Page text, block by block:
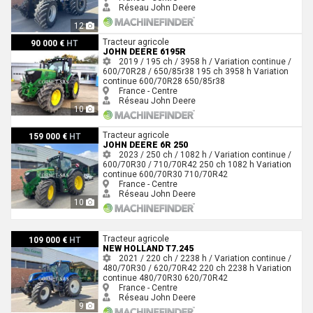
12
Réseau John Deere
90 000 € HT
10
John Deere 6195R
Tracteur agricole
JOHN DEERE 6195R
2019 / 195 ch / 3958 h / Variation continue /
600/70R28 / 650/85r38 195 ch 3958 h Variation
continue 600/70R28 650/85r38
France - Centre
Réseau John Deere
159 000 € HT
10
John Deere 6R 250
Tracteur agricole
JOHN DEERE 6R 250
2023 / 250 ch / 1082 h / Variation continue /
600/70R30 / 710/70R42 250 ch 1082 h Variation
continue 600/70R30 710/70R42
France - Centre
Réseau John Deere
109 000 € HT
9
New Holland T7.245
Tracteur agricole
NEW HOLLAND T7.245
2021 / 220 ch / 2238 h / Variation continue /
480/70R30 / 620/70R42 220 ch 2238 h Variation
continue 480/70R30 620/70R42
France - Centre
Réseau John Deere